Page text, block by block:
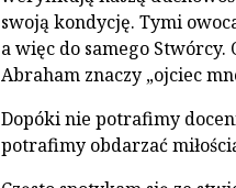
swoją kondycję. Tymi
a więc do samego Stwórcy.
Abraham znaczy „ojciec
Dopóki nie potrafimy
potrafimy obdarzać